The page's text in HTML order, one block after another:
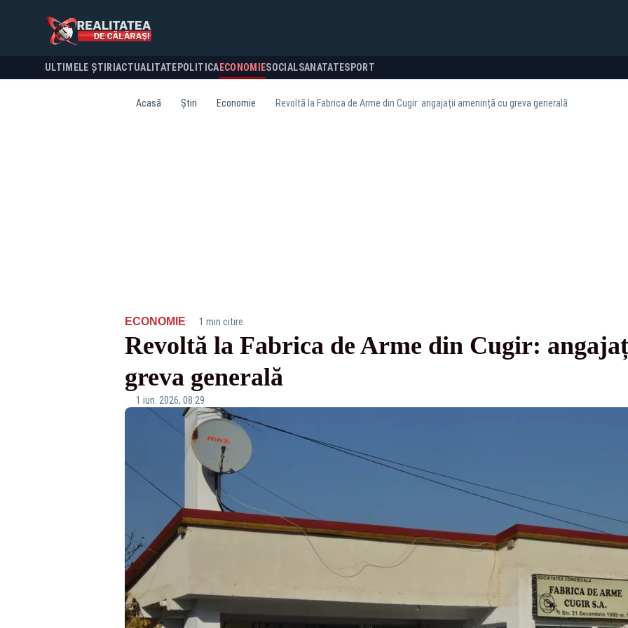
ULTIMELE ȘTIRI ACTUALITATE POLITICA ECONOMIESOCIALSANATATESPORT
Acasă Știri Economie Revoltă la Fabrica de Arme din Cugir: angajații amenință cu greva generală
ECONOMIE· 1 min citire
Revoltă la Fabrica de Arme din Cugir:
greva generală
1 iun. 2026, 08:29